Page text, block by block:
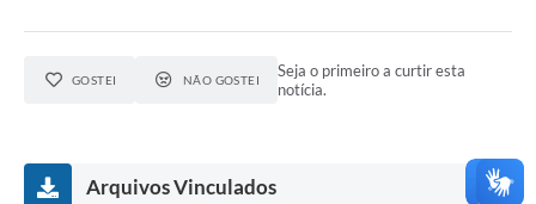
GOSTEI NÃO GOSTEI
Seja o primeiro a curtir esta
notícia.
Arquivos Vinculados